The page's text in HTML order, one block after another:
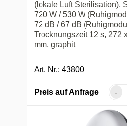
(lokale Luft Sterilisation),
720 W / 530 W
72 dB / 67 dB
Trocknungszeit 12 s, 272
mm, graphit
Art. Nr.: 43800
Preis auf Anfrage -